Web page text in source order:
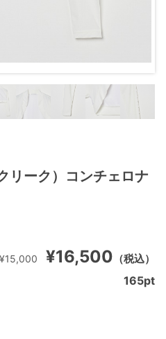
リーク）コンチェロナ
¥16,500 （税込）
165pt